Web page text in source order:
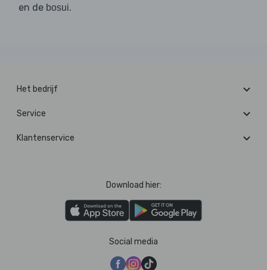
en de bosui.
Het bedrijf
Service
Klantenservice
Download hier:
Social media